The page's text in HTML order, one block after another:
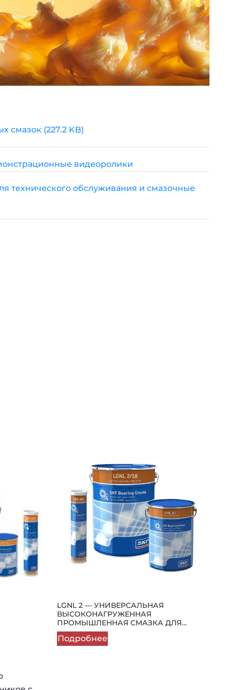
смазок (227.2 KB)
видеоролики
технического обслуживания и смазочные
LGNL 2 — УНИВЕРСАЛЬНАЯ
ВЫСОКОНАГРУЖЕННАЯ
ПРОМЫШЛЕННАЯ СМАЗКА ДЛЯ
ПОДШИПНИКОВ
Подробнее